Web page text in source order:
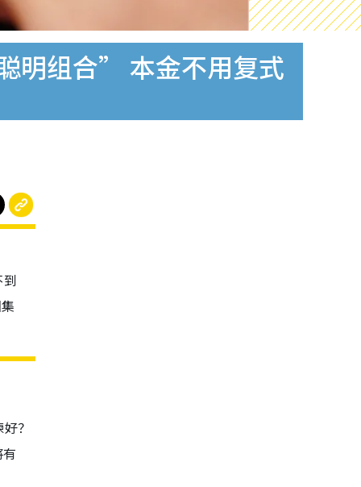
明组合” 本金不用复式
？